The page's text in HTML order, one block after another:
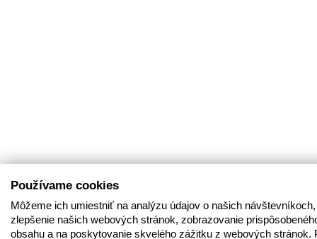
Používame cookies
Môžeme ich umiestniť na analýzu údajov o našich
zlepšenie našich webových stránok, zobrazovanie
obsahu a na poskytovanie skvelého zážitku z webových stránok.